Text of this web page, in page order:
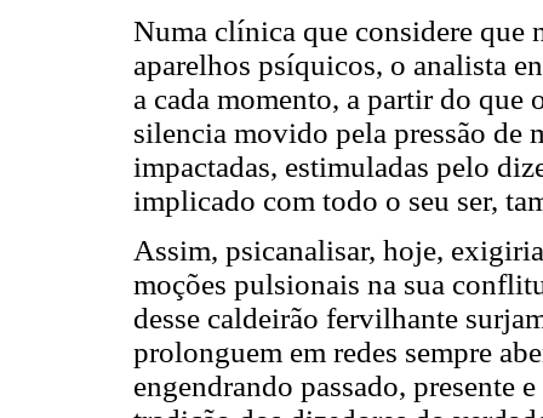
Numa clínica que considere que
aparelhos psíquicos, o analista
a cada momento, a partir do
silencia movido pela pressão de
impactadas, estimuladas pelo
implicado com todo o seu ser,
Assim, psicanalisar, hoje,
moções pulsionais na sua
desse caldeirão fervilhante
prolonguem em redes sempre
engendrando passado, presente